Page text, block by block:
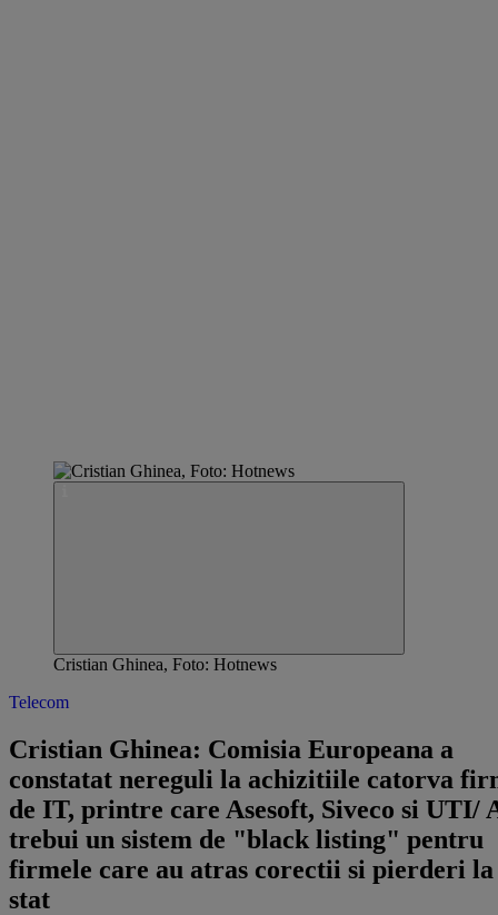
Cristian Ghinea, Foto: Hotnews
Telecom
Cristian Ghinea: Comisia Europeana a
constatat nereguli la achizitiile catorva
de IT, printre care Asesoft, Siveco si UTI/
trebui un sistem de "black listing" pentru
firmele care au atras corectii si pierderi la
stat